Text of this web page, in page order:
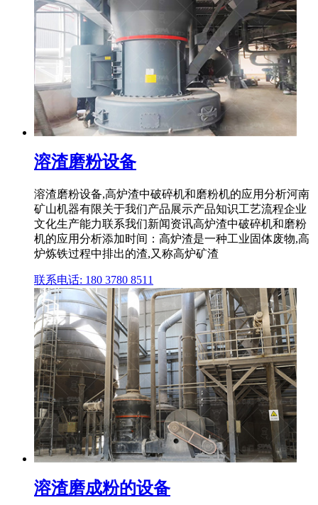
溶渣磨粉设备
溶渣磨粉设备,高炉渣中破碎机和磨粉机的应用分析河南
矿山机器有限关于我们产品展示产品知识工艺流程企业
文化生产能力联系我们新闻资讯高炉渣中破碎机和磨粉
机的应用分析添加时间：高炉渣是一种工业固体废物,高
炉炼铁过程中排出的渣,又称高炉矿渣
联系电话: 180 3780 8511
溶渣磨成粉的设备